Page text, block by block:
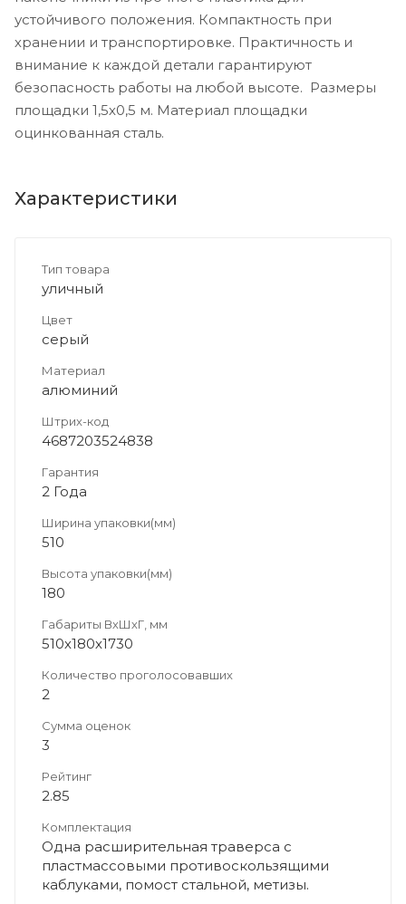
устойчивого положения. Компактность при
хранении и транспортировке. Практичность и
внимание к каждой детали гарантируют
безопасность работы на любой высоте. Размеры
площадки 1,5х0,5 м. Материал площадки
оцинкованная сталь.
Характеристики
Тип товара
уличный
Цвет
серый
Материал
алюминий
Штрих-код
4687203524838
Гарантия
2 Года
Ширина упаковки(мм)
510
Высота упаковки(мм)
180
Габариты ВхШхГ, мм
510х180х1730
Количество проголосовавших
2
Сумма оценок
3
Рейтинг
2.85
Комплектация
Одна расширительная траверса с
пластмассовыми противоскользящими
каблуками, помост стальной, метизы.